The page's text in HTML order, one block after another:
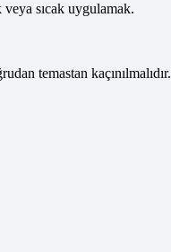
sıcak uygulamak.
temastan kaçınılmalıdır.